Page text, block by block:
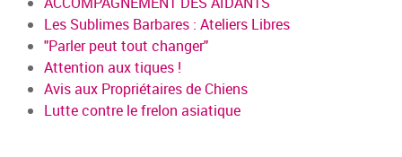
Les Sublimes Barbares : Ateliers Libres
"Parler peut tout changer"
Attention aux tiques !
Avis aux Propriétaires de Chiens
Lutte contre le frelon asiatique